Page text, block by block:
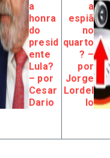
a
honra
do
presid
ente
Lula?
– por
Cesar
Dario
a
espiã
no
quarto
? –
por
Jorge
Lordel
lo